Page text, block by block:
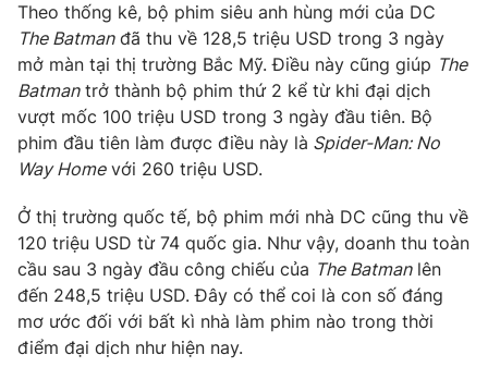
Câu chuyện quốc tế
Tài chính
Thị trường
Góc doanh nghiệp
Dữ liệu và đời sống
Truyền hình
Phim VTV
Hậu trường
Nhân vật
Khán giả
Giải sao mai
Giải trí
Điện ảnh
Âm nhạc
Sao
Đời sống
Du lịch
Làm đẹp
Chất lượng cuộc sống
Giáo dục
Tuyển sinh
Công nghệ
Theo thống kê, bộ phim siêu anh hùng mới của DC
The Batmanđã thu về 128,5 triệu USD trong 3 ngày
mở màn tại thị trường Bắc Mỹ. Điều này cũng giúp The
Batmantrở thành bộ phim thứ 2 kể từ khi đại dịch
vượt mốc 100 triệu USD trong 3 ngày đầu tiên. Bộ
phim đầu tiên làm được điều này là Spider-Man: No
Way Homevới 260 triệu USD.
Ở thị trường quốc tế, bộ phim mới nhà DC cũng thu về
120 triệu USD từ 74 quốc gia. Như vậy, doanh thu toàn
cầu sau 3 ngày đầu công chiếu của The Batmanlên
đến 248,5 triệu USD. Đây có thể coi là con số đáng
mơ ước đối với bất kì nhà làm phim nào trong thời
điểm đại dịch như hiện nay.